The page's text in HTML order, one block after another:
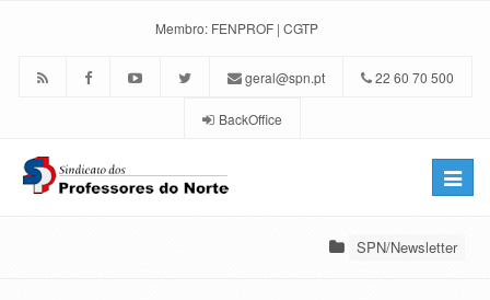
Membro: FENPROF | CGTP
geral@spn.pt 22 60 70 500
BackOffice
Toggle
SPN/Newsletter